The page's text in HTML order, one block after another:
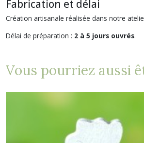
Fabrication et délai
Création artisanale réalisée dans notre
Délai de préparation : 2 à 5 jours ouvrés.
Vous pourriez aussi